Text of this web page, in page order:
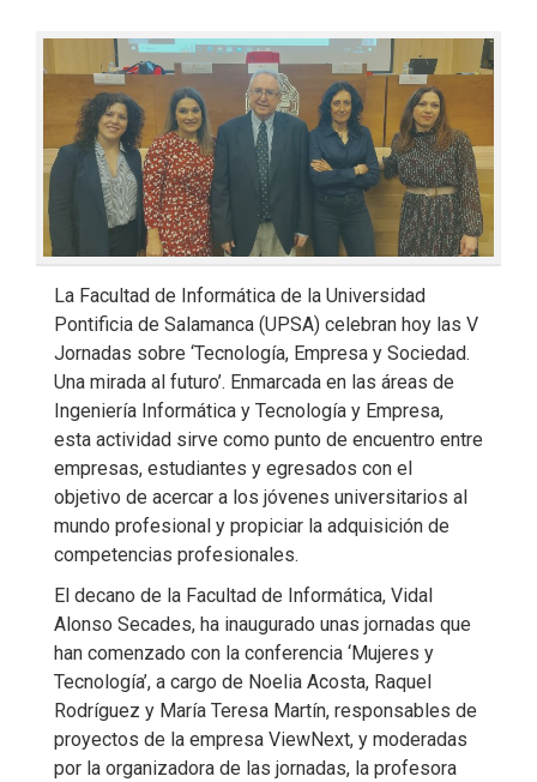
La Facultad de Informática de la Universidad
Pontificia de Salamanca (UPSA) celebran hoy las V
Jornadas sobre ‘Tecnología, Empresa y Sociedad.
Una mirada al futuro’. Enmarcada en las áreas de
Ingeniería Informática y Tecnología y Empresa,
esta actividad sirve como punto de encuentro entre
empresas, estudiantes y egresados con el
objetivo de acercar a los jóvenes universitarios al
mundo profesional y propiciar la adquisición de
competencias profesionales.
El decano de la Facultad de Informática, Vidal
Alonso Secades, ha inaugurado unas jornadas que
han comenzado con la conferencia ‘Mujeres y
Tecnología’, a cargo de Noelia Acosta, Raquel
Rodríguez y María Teresa Martín, responsables de
proyectos de la empresa ViewNext, y moderadas
por la organizadora de las jornadas, la profesora